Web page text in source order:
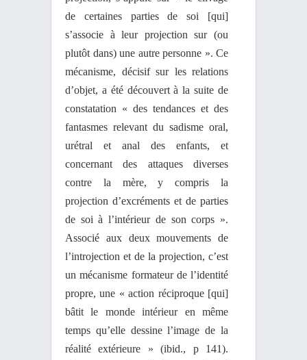
de certaines parties de soi [qui]
s’associe à leur projection sur (ou
plutôt dans) une autre personne ». Ce
mécanisme, décisif sur les relations
d’objet, a été découvert à la suite de
constatation « des tendances et des
fantasmes relevant du sadisme oral,
urétral et anal des enfants, et
concernant des attaques diverses
contre la mère, y compris la
projection d’excréments et de parties
de soi à l’intérieur de son corps ».
Associé aux deux mouvements de
l’introjection et de la projection, c’est
un mécanisme formateur de l’identité
propre, une « action réciproque [qui]
bâtit le monde intérieur en même
temps qu’elle dessine l’image de la
réalité extérieure » (ibid., p 141).